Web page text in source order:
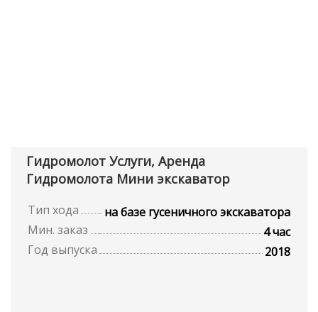
Гидромолот Услуги, Аренда
Гидромолота Мини экскаватор
Тип хода
на базе гусеничного экскаватора
Мин. заказ
4 час
Год выпуска
2018